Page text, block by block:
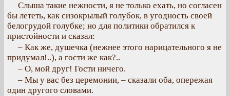
Слыша такие нежности, я не только ехать, но согласен
бы лететь, как сизокрылый голубок, в угодность своей
белогрудой голубке; но для политики обратился к
пристойности и сказал:
– Как же, душечка (нежнее этого нарицательного я не
придумал!..), а гости же как?..
– О, мой друг! Гости ничего.
– Мы у вас без церемонии, – сказали оба, опережая
один другого словами.